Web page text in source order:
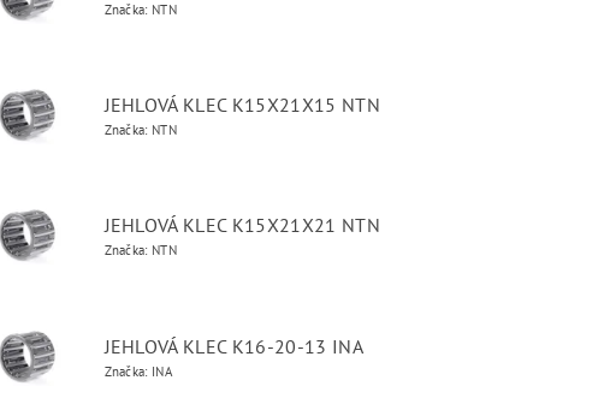
Značka: NTN
JEHLOVÁ KLEC K15X21X15 NTN
Značka: NTN
JEHLOVÁ KLEC K15X21X21 NTN
Značka: NTN
JEHLOVÁ KLEC K16-20-13 INA
Značka: INA